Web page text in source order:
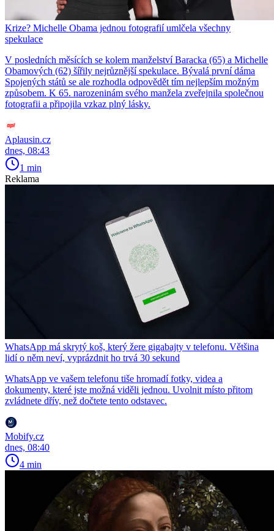
Krize? Michelle Obama jednou fotografií umlčela všechny
spekulace
V posledních měsících se kolem manželství Baracka (65) a Michelle
Obamových (62) šířily nejrůznější spekulace. Bývalá první dáma
Spojených států se ale rozhodla odpovědět tím nejlepším možným
způsobem. K 65. narozeninám svého manžela zveřejnila společnou
fotografii a připojila vzkaz plný lásky.
Aplausin.cz
dnes, 08:43
1 min
Reklama
WhatsApp má skrytý koš, který žere gigabajty v telefonu. Většina
lidí o něm neví, vyprázdnit ho trvá 30 sekund
WhatsApp ve vašem telefonu tiše hromadí fotky, videa a
dokumenty, které jste možná viděli jednou. Uvolnit místo přitom
zvládnete dřív, než dočtete tento odstavec.
Mobify.cz
dnes, 08:40
4 min